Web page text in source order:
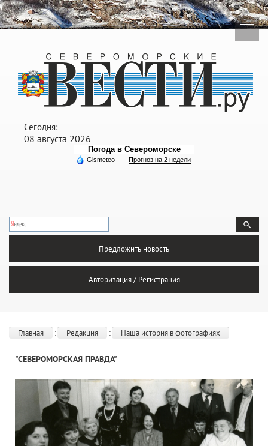
Сегодня:
08 августа 2026
Погода в Североморске
Gismeteo Прогноз на 2 недели
Предложить новость
Авторизация / Регистрация
Главная Редакция Наша история в фотографиях
"СЕВЕРОМОРСКАЯ ПРАВДА"